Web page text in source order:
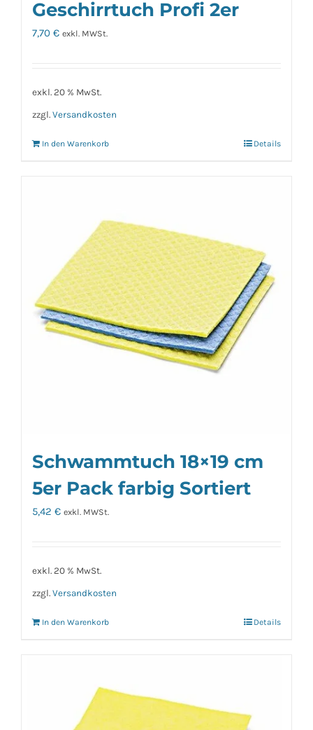
Geschirrtuch Profi 2er
7,70 € exkl. MWSt.
exkl. 20 % MwSt.
zzgl. Versandkosten
In den Warenkorb Details
Schwammtuch 18×19 cm
5er Pack farbig Sortiert
5,42 € exkl. MWSt.
exkl. 20 % MwSt.
zzgl. Versandkosten
In den Warenkorb Details